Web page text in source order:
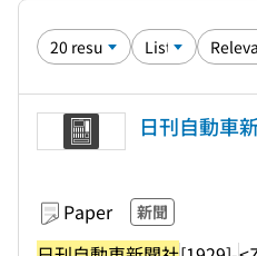
日刊自動車
Paper 新聞